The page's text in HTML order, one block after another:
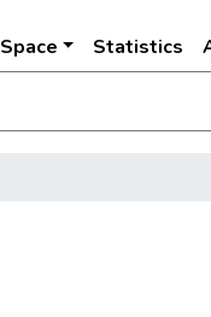
Statistics